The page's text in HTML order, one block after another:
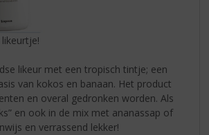
likeur met een tropisch tintje; een
van kokos en banaan. Het product
en overal gedronken worden. Als
en ook in de mix met ananassap of
en verrassend lekker!